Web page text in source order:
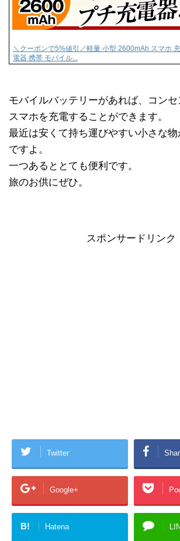
＼クーポンで5%値引／軽量 小型 2600mAh スマホ 充
電器 携帯 モバイル...
モバイルバッテリーがあれば、コン
スマホを充電することができます。
最近は安くて持ち運びやすい小さな
ですよ。
一つあるととても便利です。
旅のお供にぜひ。
スポンサードリンク
Twitter
Google+
B! Hatena